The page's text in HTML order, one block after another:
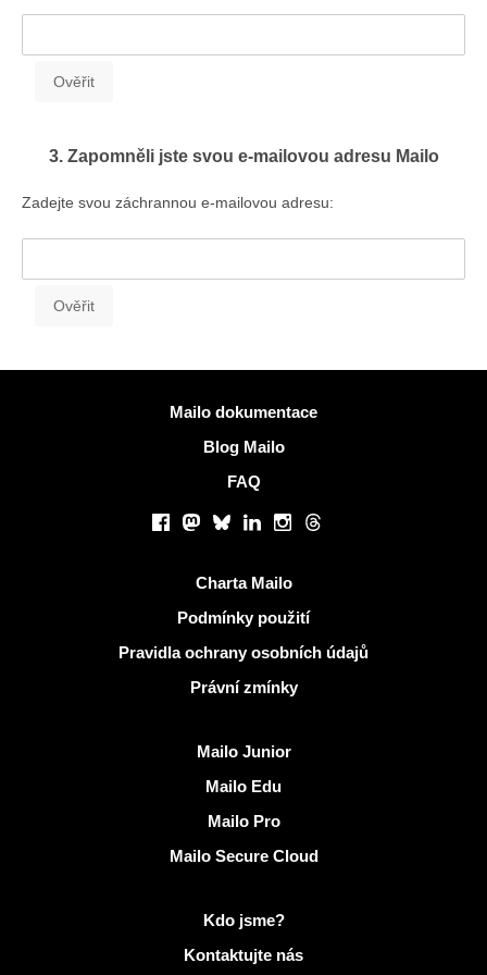
3. Zapomněli jste svou e-mailovou adresu Mailo
Zadejte svou záchrannou e-mailovou adresu:
Mailo dokumentace
Blog Mailo
FAQ
Facebook
Mastodon
BlueskyLinkedInInstagram
Threads
Charta Mailo
Podmínky použití
Pravidla ochrany osobních údajů
Právní zmínky
Mailo Junior
Mailo Edu
Mailo Pro
Mailo Secure Cloud
Další informace na MailoKdo jsme?
Kontaktujte nás